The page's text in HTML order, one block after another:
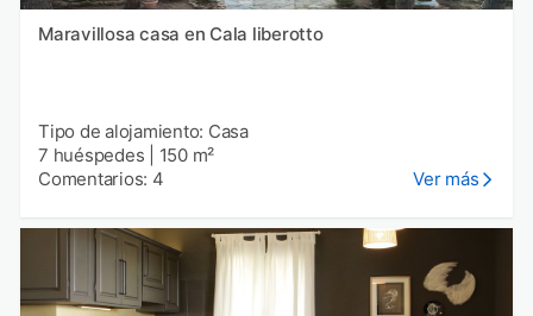
Maravillosa casa en Cala liberotto
Tipo de alojamiento: Casa
7 huéspedes
150 m²
Comentarios: 4
Ver más